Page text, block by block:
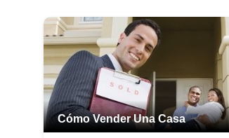
Cómo Vender Una Casa